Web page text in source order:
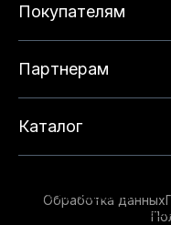
Покупателям
Партнерам
Каталог
Обработка данных
опыта на нашем сайте.
данный сайт, вы